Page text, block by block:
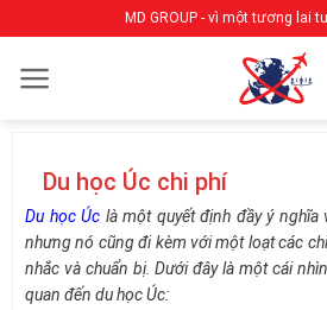
qua
nội
MD GROUP - vì một tương lai
Du học Úc chi phí
Du học Úc là một quyết định đầy ý nghĩa
nhưng nó cũng đi kèm với một loạt các
nhắc và chuẩn bị. Dưới đây là một cái
quan đến du học Úc: